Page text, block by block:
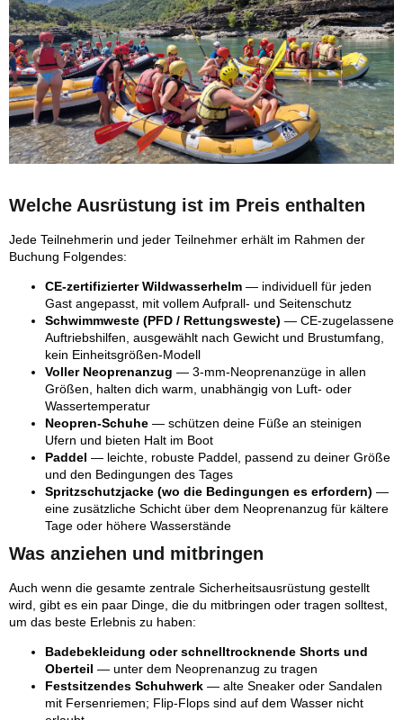
Welche Ausrüstung ist im Preis enthalten
Jede Teilnehmerin und jeder Teilnehmer erhält im Rahmen der
Buchung Folgendes:
CE-zertifizierter Wildwasserhelm — individuell für jeden
Gast angepasst, mit vollem Aufprall- und Seitenschutz
Schwimmweste (PFD / Rettungsweste) — CE-zugelassene
Auftriebshilfen, ausgewählt nach Gewicht und Brustumfang,
kein Einheitsgrößen-Modell
Voller Neoprenanzug — 3-mm-Neoprenanzüge in allen
Größen, halten dich warm, unabhängig von Luft- oder
Wassertemperatur
Neopren-Schuhe — schützen deine Füße an steinigen
Ufern und bieten Halt im Boot
Paddel — leichte, robuste Paddel, passend zu deiner Größe
und den Bedingungen des Tages
Spritzschutzjacke (wo die Bedingungen es erfordern) —
eine zusätzliche Schicht über dem Neoprenanzug für kältere
Tage oder höhere Wasserstände
Was anziehen und mitbringen
Auch wenn die gesamte zentrale Sicherheitsausrüstung gestellt
wird, gibt es ein paar Dinge, die du mitbringen oder tragen solltest,
um das beste Erlebnis zu haben:
Badebekleidung oder schnelltrocknende Shorts und
Oberteil — unter dem Neoprenanzug zu tragen
Festsitzendes Schuhwerk — alte Sneaker oder Sandalen
mit Fersenriemen; Flip-Flops sind auf dem Wasser nicht